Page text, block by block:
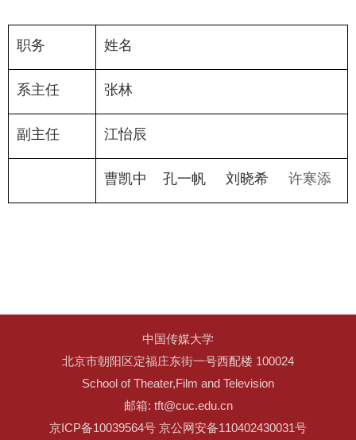
职务 姓名
系主任 张林
副主任 江怡辰
曹凯中 孔一帆 刘晓希 许寒添
中国传媒大学
北京市朝阳区定福庄东街一号西配楼 100024
School of Theater,Film and Television
邮箱: tft@cuc.edu.cn
京ICP备10039564号 京公网安备110402430031号